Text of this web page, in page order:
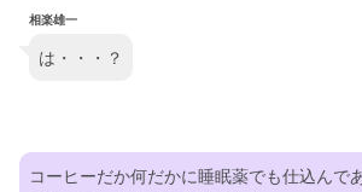
相楽雄一
は・・・？
コーヒーだか何だかに睡眠薬でも仕込んで